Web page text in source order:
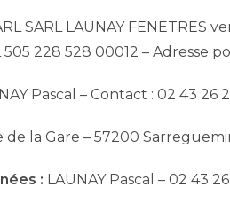
SARL LAUNAY FENETRES
505 228 528 00012 – Adresse
Pascal – Contact : 02 43 26
de la Gare – 57200
: LAUNAY Pascal – 02 43